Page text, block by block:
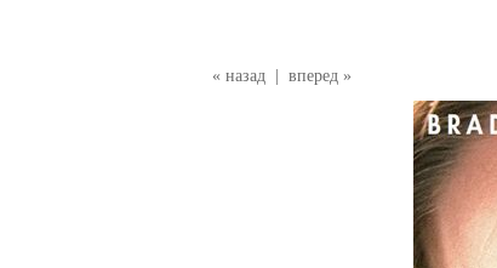
« назад вперед »